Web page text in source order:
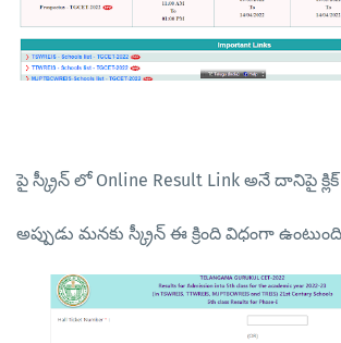
పై స్క్రీన్ లో Online Result Link అనే దానిపై
అప్పుడు మనకు స్క్రీన్ ఈ క్రింది విధంగా